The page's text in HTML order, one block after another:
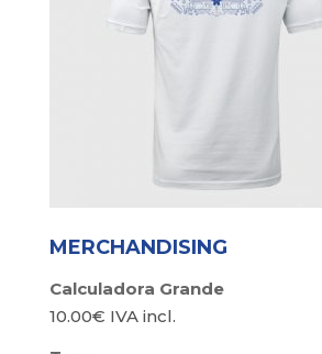
MERCHANDISING
Calculadora Grande
10.00€ IVA incl.